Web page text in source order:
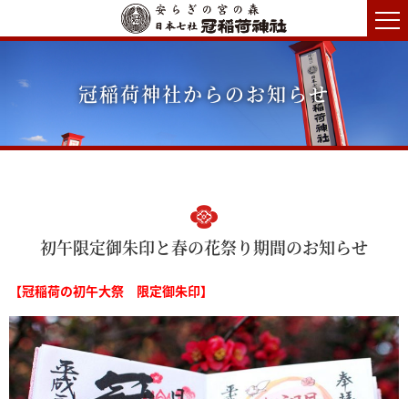
冠稲荷神社からのお知らせ
初午限定御朱印と春の花祭り期間のお知らせ
【冠稲荷の初午大祭 限定御朱印】